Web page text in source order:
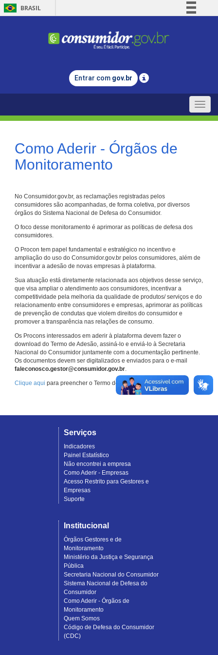
BRASIL
Comunica BR
Legislação
Entrar com gov.br
Toggle
Como Aderir - Órgãos de
Monitoramento
No Consumidor.gov.br, as reclamações registradas pelos
consumidores são acompanhadas, de forma coletiva, por diversos
órgãos do Sistema Nacional de Defesa do Consumidor.
O foco desse monitoramento é aprimorar as políticas de defesa dos
consumidores.
O Procon tem papel fundamental e estratégico no incentivo e
ampliação do uso do Consumidor.gov.br pelos consumidores, além de
incentivar a adesão de novas empresas à plataforma.
Sua atuação está diretamente relacionada aos objetivos desse serviço,
que visa ampliar o atendimento aos consumidores, incentivar a
competitividade pela melhoria da qualidade de produtos/ serviços e do
relacionamento entre consumidores e empresas, aprimorar as políticas
de prevenção de condutas que violem direitos do consumidor e
promover a transparência nas relações de consumo.
Os Procons interessados em aderir à plataforma devem fazer o
download do Termo de Adesão, assiná-lo e enviá-lo à Secretaria
Nacional do Consumidor juntamente com a documentação pertinente.
Os documentos devem ser digitalizados e enviados para o e-mail
faleconosco.gestor@consumidor.gov.br.
Clique aqui para preencher o Termo de Adesão.
Serviços
Indicadores
Painel Estatístico
Não encontrei a empresa
Como Aderir - Empresas
Acesso Restrito para Gestores e
Empresas
Suporte
Institucional
Órgãos Gestores e de
Monitoramento
Ministério da Justiça e Segurança
Pública
Secretaria Nacional do Consumidor
Sistema Nacional de Defesa do
Consumidor
Como Aderir - Órgãos de
Monitoramento
Quem Somos
Código de Defesa do Consumidor
(CDC)